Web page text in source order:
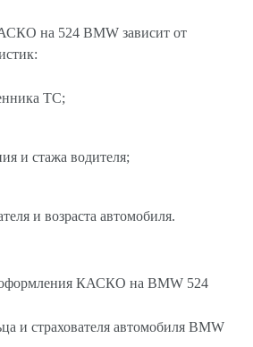
на 524 BMW зависит от
ТС;
и стажа водителя;
и возраста автомобиля.
оформления КАСКО на BMW 524
и страхователя автомобиля BMW